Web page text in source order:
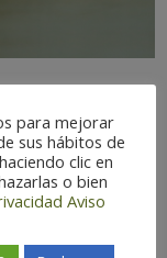
Media
para mejorar
sus hábitos de
clic en
o bien
Aviso